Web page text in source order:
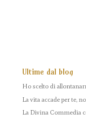
Ultime dal blog
Ho scelto di
La vita accade per te,
La Divina Commedia